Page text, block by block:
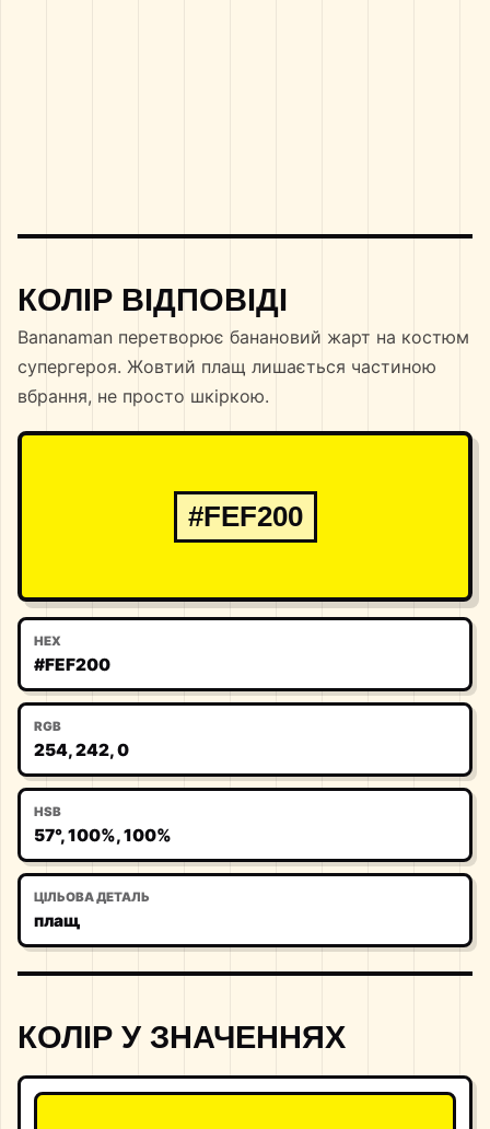
КОЛІР ВІДПОВІДІ
Bananaman перетворює банановий жарт на костюм
супергероя. Жовтий плащ лишається частиною
вбрання, не просто шкіркою.
#FEF200
HEX
#FEF200
RGB
254, 242, 0
HSB
57°, 100%, 100%
ЦІЛЬОВА ДЕТАЛЬ
плащ
КОЛІР У ЗНАЧЕННЯХ